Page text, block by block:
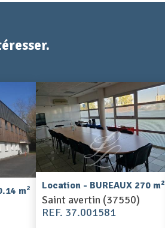
m2 Location - BUREAUX 270 m2
Saint avertin (37550)
REF. 37.001581